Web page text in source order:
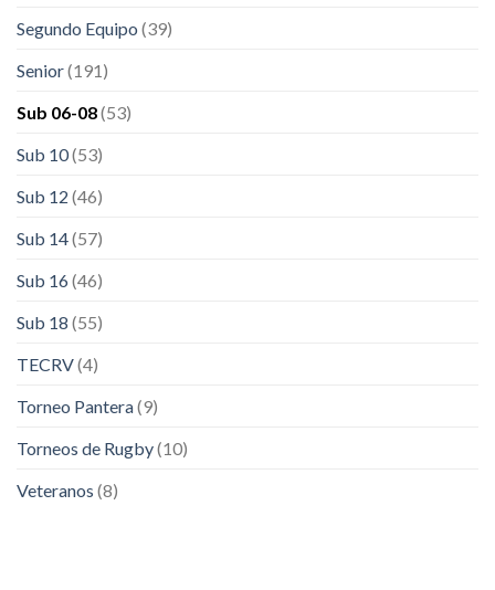
Segundo Equipo (39)
Senior(191)
Sub 06-08(53)
Sub 10(53)
Sub 12 (46)
Sub 14(57)
Sub 16(46)
Sub 18 (55)
TECRV(4)
Torneo Pantera(9)
Torneos de Rugby(10)
Veteranos (8)